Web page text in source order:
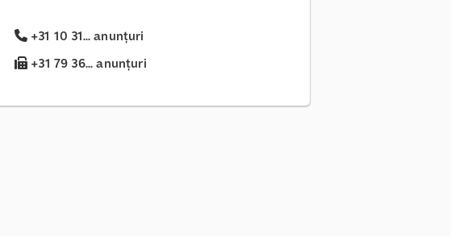
+31 10 31... anunțuri
+31 79 36... anunțuri